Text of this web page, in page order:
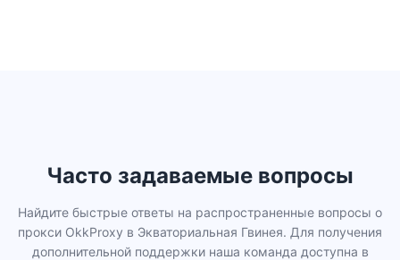
Часто задаваемые вопросы
Найдите быстрые ответы на распространенные вопросы о
прокси OkkProxy в Экваториальная Гвинея. Для получения
дополнительной поддержки наша команда доступна в